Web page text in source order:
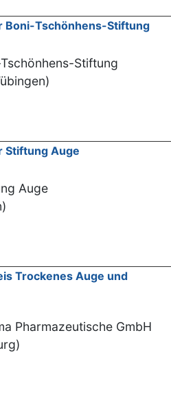
Boni-Tschönhens-Stiftung
Stiftung
Stiftung Auge
Auge
Trockenes Auge und
Pharmazeutische GmbH